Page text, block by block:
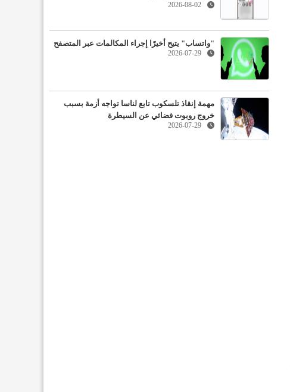
2026-08-02
"واتساب" يتيح أخيرًا إجراء المكالمات عبر المتصفح
2026-07-29
مهمة إنقاذ تلسكوب تابع لناسا تواجه أزمة بسبب
خروج روبوت فضائي عن السيطرة
2026-07-29